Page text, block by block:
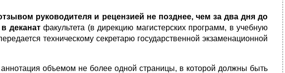
руководителя и рецензией не позднее, чем за два дня до
деканатфакультета (в дирекцию магистерских программ, в учебную
техническому секретарю государственной экзаменационной
аннотация объемом не более одной страницы, в которой должны быть